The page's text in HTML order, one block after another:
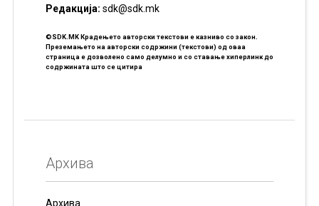
Редакцијa: sdk@sdk.mk
©SDK.MK Крадењето авторски текстови е казниво со закон.
Преземањето на авторски содржини (текстови) од оваа
страница е дозволено само делумно и со ставање хиперлинк до
содржината што се цитира
Архива
Архива